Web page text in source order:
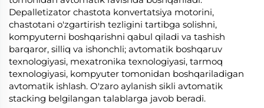
Depalletizator chastota konvertatsiya motorini,
chastotani o'zgartirish tezligini tartibga solishni,
kompyuterni boshqarishni qabul qiladi va tashish
barqaror, silliq va ishonchli; avtomatik boshqaruv
texnologiyasi, mexatronika texnologiyasi, tarmoq
texnologiyasi, kompyuter tomonidan boshqariladigan
avtomatik ishlash. O'zaro aylanish sikli avtomatik
stacking belgilangan talablarga javob beradi.